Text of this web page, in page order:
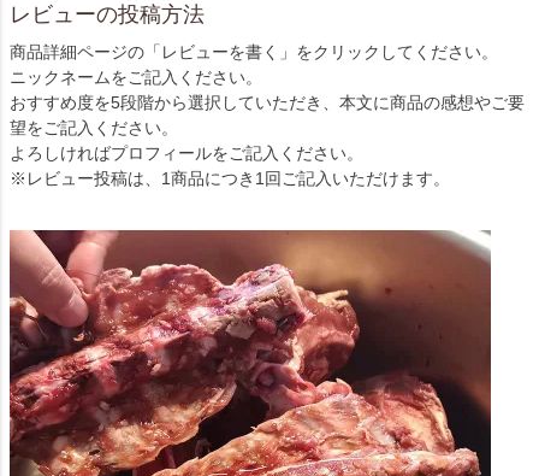
レビューの投稿方法
商品詳細ページの「レビューを書く」をクリックしてください。
ニックネームをご記入ください。
おすすめ度を5段階から選択していただき、本文に商品の感想やご要
望をご記入ください。
よろしければプロフィールをご記入ください。
※レビュー投稿は、1商品につき1回ご記入いただけます。